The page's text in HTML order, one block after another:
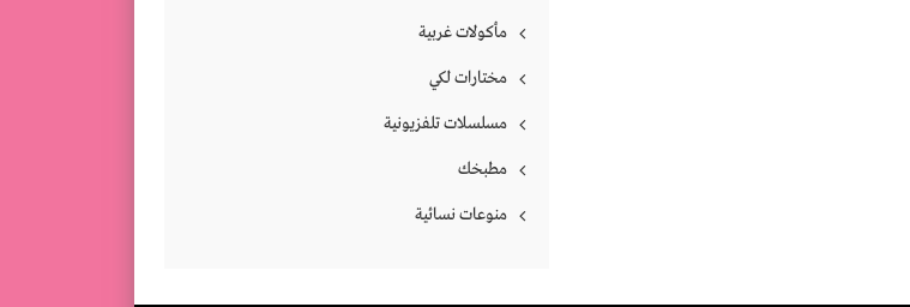
مأكولات غربية
مختارات لكي
مسلسلات تلفزيونية
مطبخك
منوعات نسائية